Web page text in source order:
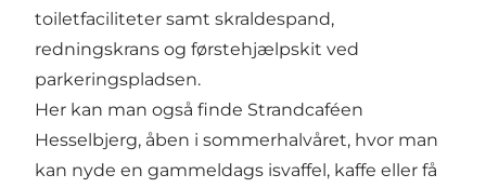
toiletfaciliteter samt skraldespand,
redningskrans og førstehjælpskit ved
parkeringspladsen.
Her kan man også finde Strandcaféen
Hesselbjerg, åben i sommerhalvåret, hvor man
kan nyde en gammeldags isvaffel, kaffe eller få